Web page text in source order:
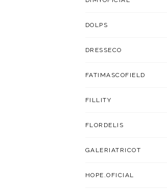
DOLPS
DRESSECO
FATIMASCOFIELD
FILLITY
FLORDELIS
GALERIATRICOT
HOPE.OFICIAL